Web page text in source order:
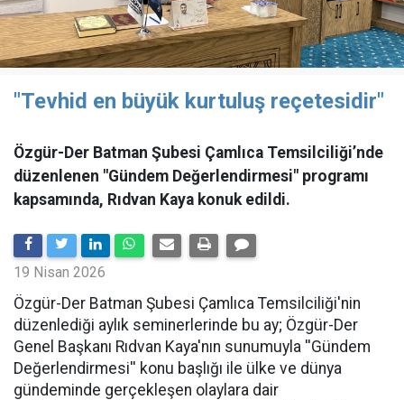
"Tevhid en büyük kurtuluş reçetesidir"
Özgür-Der Batman Şubesi Çamlıca Temsilciliği’nde
düzenlenen "Gündem Değerlendirmesi" programı
kapsamında, Rıdvan Kaya konuk edildi.
19 Nisan 2026
​Özgür-Der Batman Şubesi Çamlıca Temsilciliği'nin
düzenlediği aylık seminerlerinde bu ay; Özgür-Der
Genel Başkanı Rıdvan Kaya'nın sunumuyla ''Gündem
Değerlendirmesi'' konu başlığı ile ülke ve dünya
gündeminde gerçekleşen olaylara dair